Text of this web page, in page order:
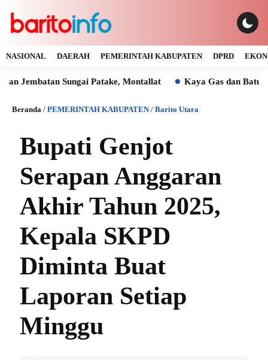
NASIONAL DAERAH PEMERINTAH KABUPATEN DPRD
Sungai Patake, Montallat Kaya Gas dan Batu Bara
Beranda / PEMERINTAH KABUPATEN/ Barito Utara
Bupati Genjot
Serapan Anggaran
Akhir Tahun 2025,
Kepala SKPD
Diminta Buat
Laporan Setiap
Minggu